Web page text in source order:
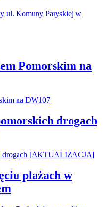
Pomorskim na
drogach
plażach w